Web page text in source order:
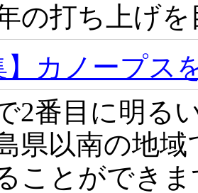
の打ち上げ
】カノープス
2番目に明る
県以南の地
ことができ